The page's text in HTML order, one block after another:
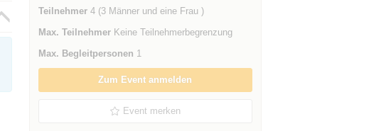
Teilnehmer4 (3 Männer und eine Frau )
Max. TeilnehmerKeine Teilnehmerbegrenzung
Max. Begleitpersonen 1
Zum Event anmelden
Event merken